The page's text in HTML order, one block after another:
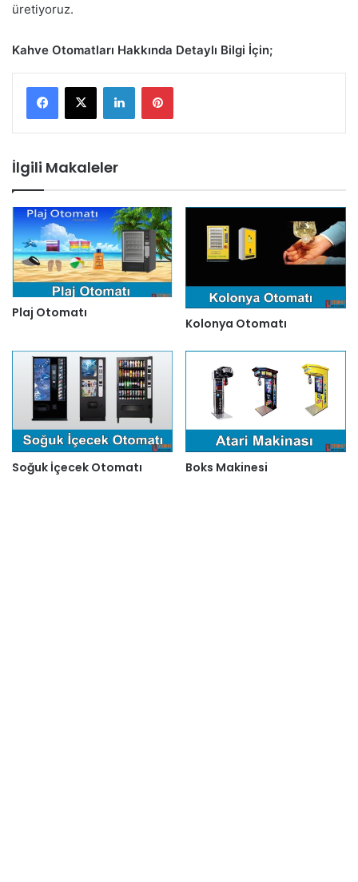
üretiyoruz.
Kahve Otomatları Hakkında Detaylı Bilgi İçin;
LinkedInPinterest
İlgili Makaleler
Plaj Otomatı
Kolonya Otomatı
Soğuk İçecek Otomatı Boks Makinesi